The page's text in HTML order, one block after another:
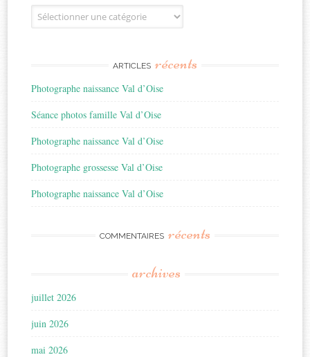
Catégories
ARTICLES récents
Photographe naissance Val d’Oise
Séance photos famille Val d’Oise
Photographe naissance Val d’Oise
Photographe grossesse Val d’Oise
Photographe naissance Val d’Oise
COMMENTAIRES récents
archives
juillet 2026
juin 2026
mai 2026